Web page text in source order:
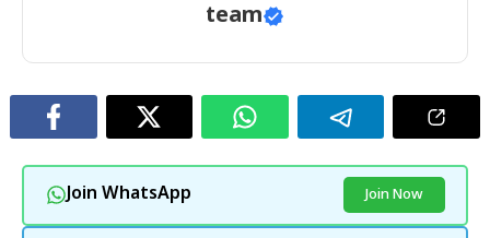
team
Join WhatsApp Join Now